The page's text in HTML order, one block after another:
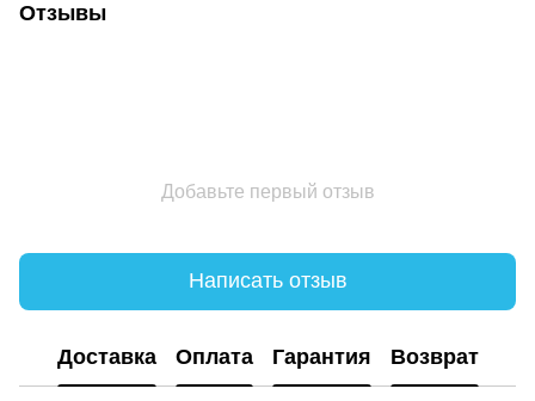
Отзывы
Добавьте первый отзыв
Написать отзыв
Доставка Оплата Гарантия Возврат